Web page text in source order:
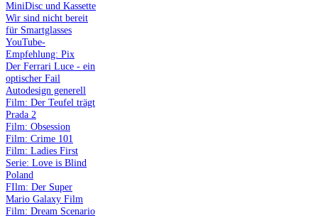
MiniDisc und Kassette
Wir sind nicht bereit
für Smartglasses
YouTube-
Empfehlung: Pix
Der Ferrari Luce - ein
optischer Fail
Autodesign generell
Film: Der Teufel trägt
Prada 2
Film: Obsession
Film: Crime 101
Film: Ladies First
Serie: Love is Blind
Poland
FIlm: Der Super
Mario Galaxy Film
Film: Dream Scenario